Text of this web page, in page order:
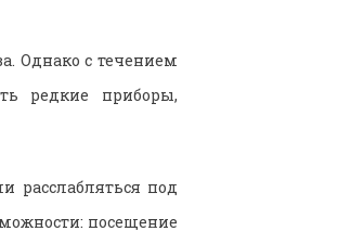
Однако с течением
редкие приборы,
расслабляться под
посещение